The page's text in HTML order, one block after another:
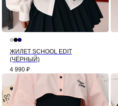
ЖИЛЕТ SCHOOL EDIT
(ЧЁРНЫЙ)
4 990 ₽